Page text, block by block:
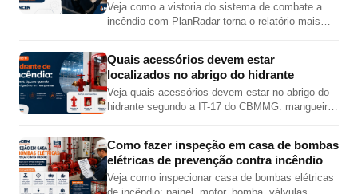
Veja como a vistoria do sistema de combate a
incêndio com PlanRadar torna o relatório mais
Quais acessórios devem estar
localizados no abrigo do hidrante
Veja quais acessórios devem estar no abrigo do
hidrante segundo a IT-17 do CBMMG: mangueira,
Como fazer inspeção em casa de bombas
elétricas de prevenção contra incêndio
Veja como inspecionar casa de bombas elétricas